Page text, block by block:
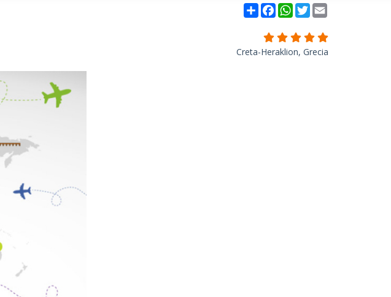
Partajare
Facebook
WhatsApp
Twitter
Creta-Heraklion, Grecia